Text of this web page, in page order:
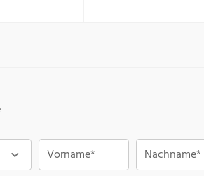
Vorname* Nachname*